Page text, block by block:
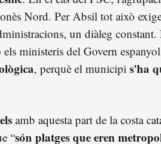
Nord. Per Absil tot això
un diàleg
els ministeris del Govern
, perquè el municipi s'ha
amb aquesta part de la costa
“són platges que eren